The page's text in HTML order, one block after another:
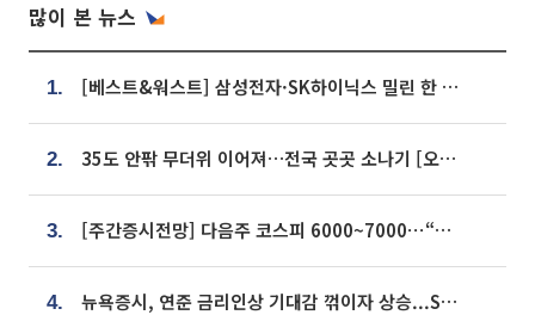
많이 본 뉴스
1. [베스트&워스트] 삼성전자·SK하이닉스 밀린 한 주…상상인증권은 85% 급등
2. 35도 안팎 무더위 이어져…전국 곳곳 소나기 [오늘 날씨]
3. [주간증시전망] 다음주 코스피 6000~7000⋯“外人 수급은 정책이 변수”
4. 뉴욕증시, 연준 금리인상 기대감 꺾이자 상승...S&P500 사상 최고치 [종합]